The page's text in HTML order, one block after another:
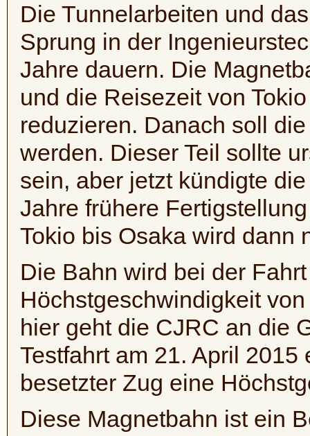
Die Tunnelarbeiten und
Sprung in der
Jahre dauern. Die
und die Reisezeit von
reduzieren. Danach soll
werden. Dieser Teil sollte
sein, aber jetzt kündigte
Jahre frühere
Tokio bis Osaka wird dann
Die Bahn wird bei der
Höchstgeschwindigkeit
hier geht die CJRC an die
Testfahrt am 21. April
besetzter Zug eine
Diese Magnetbahn ist ein